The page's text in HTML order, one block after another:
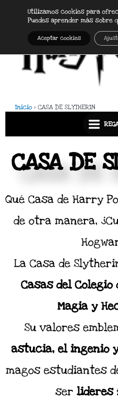
Inicio CASA DE SLYTHERIN
Main
Menu
CASA DE
Qué Casa de Harry
de otra manera,
La Casa de
Casas del
Magia y
Su valores
astucia, el ingenio
magos estudiantes
ser lideres
Utilizamos cookies para
Puedes aprender más
Aceptar cookies